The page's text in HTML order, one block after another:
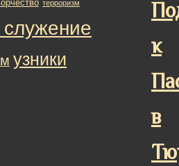
к
в
терроризм
узники